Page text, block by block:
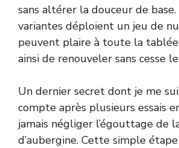
sans altérer la douceur de
variantes déploient un jeu de
peuvent plaire à toute la
ainsi de renouveler sans cesse
Un dernier secret dont je me
compte après plusieurs essais
jamais négliger l’égouttage de
d’aubergine. Cette simple